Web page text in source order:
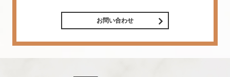
お問い合わせ